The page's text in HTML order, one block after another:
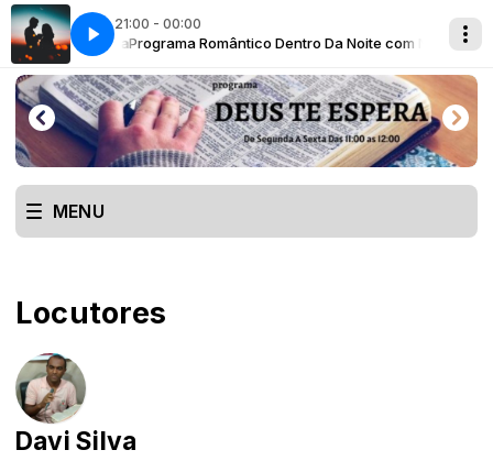
21:00 - 00:00
Noelia Santana Programa Romântico Dentro Da Noite com Noelia
MENU
Locutores
Davi Silva